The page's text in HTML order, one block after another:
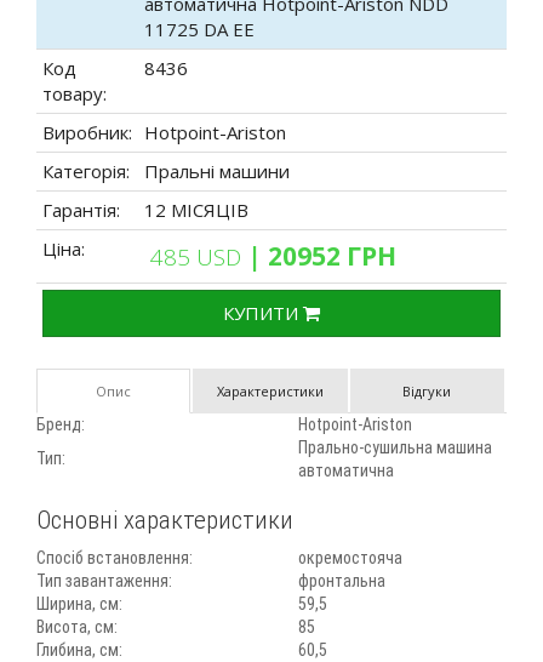
11725 DA EE
Код
товару:
8436
Виробник: Hotpoint-Ariston
Категорія:
Пральні машини
Гарантія:
12 МІСЯЦІВ
Ціна:
485 USD | 20952 ГРН
КУПИТИ
Опис Характеристики Відгуки
Бренд:
Hotpoint-Ariston
Тип:
Прально-сушильна машина
автоматична
Основні характеристики
Спосіб встановлення:
окремостояча
Тип завантаження:
фронтальна
Ширина, см:
59,5
Висота, см:
85
Глибина, см:
60,5